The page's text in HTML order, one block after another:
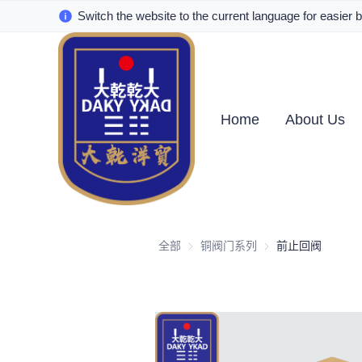
Switch the website to the current language for easier
Home About Us
全部 铜阀门系列 铜阀门系列
前止回阀